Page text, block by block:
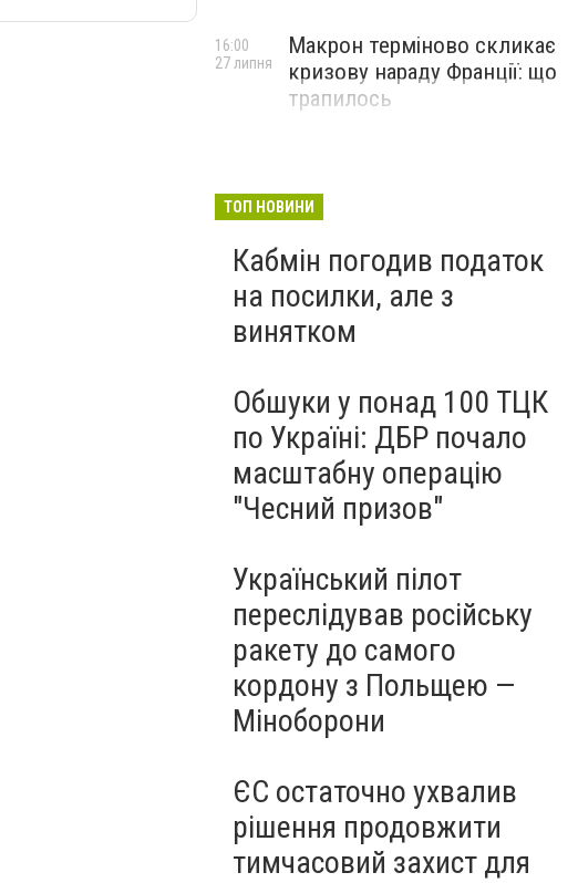
Макрон терміново скликає
кризову нараду Франції: що
трапилось
16:00
27 липня
ТОП НОВИНИ
Кабмін погодив податок
на посилки, але з
винятком
Обшуки у понад 100 ТЦК
по Україні: ДБР почало
масштабну операцію
"Чесний призов"
Український пілот
переслідував російську
ракету до самого
кордону з Польщею —
Міноборони
ЄС остаточно ухвалив
рішення продовжити
тимчасовий захист для